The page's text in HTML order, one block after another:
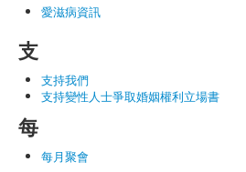
愛滋病資訊
支
支持我們
支持變性人士爭取婚姻權利立場書
每
每月聚會